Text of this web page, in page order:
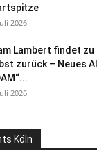
2026
Lambert findet zu
zurück – Neues
2026
Köln